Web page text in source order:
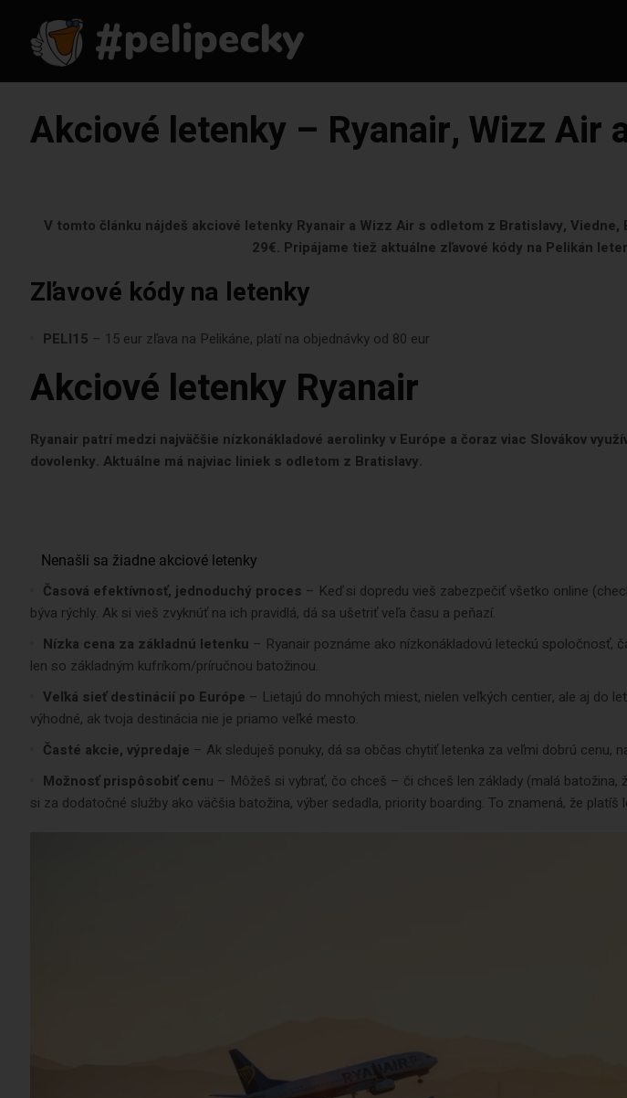
Akciové letenky – Ryanair, Wizz Air
V tomto článku nájdeš akciové letenky Ryanair a Wizz Air s odletom z Bratislavy,
29€. Pripájame tiež aktuálne zľavové kódy na Pelikán
Zľavové kódy na letenky
PELI15 – 15 eur zľava na Pelikáne, platí na objednávky od 80 eur
Akciové letenky Ryanair
Ryanair patrí medzi najväčšie nízkonákladové aerolinky v Európe a čoraz viac Slovákov
dovolenky. Aktuálne má najviac liniek s odletom z Bratislavy.
Časová efektívnosť, jednoduchý proces – Keď si dopredu vieš zabezpečiť všetko online
býva rýchly. Ak si vieš zvyknúť na ich pravidlá, dá sa ušetriť veľa času a peňazí.
Nízka cena za základnú letenku – Ryanair poznáme ako nízkonákladovú leteckú spoločnosť,
len so základným kufríkom/príručnou batožinou.
Veľká sieť destinácií po Európe – Lietajú do mnohých miest, nielen veľkých centier, ale aj do
výhodné, ak tvoja destinácia nie je priamo veľké mesto.
Časté akcie, výpredaje – Ak sleduješ ponuky, dá sa občas chytiť letenka za veľmi dobrú cenu,
Možnosť prispôsobiť cenu – Môžeš si vybrať, čo chceš – či chceš len základy (malá batožina,
si za dodatočné služby ako väčšia batožina, výber sedadla, priority boarding. To znamená, že